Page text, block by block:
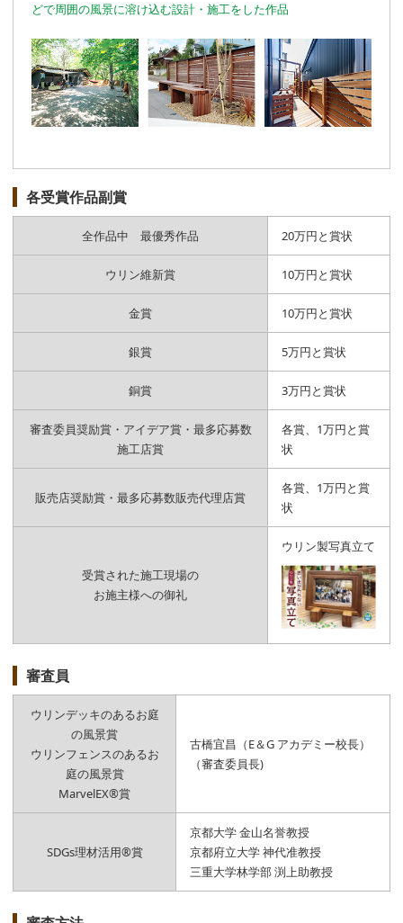
どで周囲の風景に溶け込む設計・施工をした作品
各受賞作品副賞
全作品中 最優秀作品 20万円と賞状
ウリン維新賞 10万円と賞状
金賞 10万円と賞状
銀賞 5万円と賞状
銅賞 3万円と賞状
審査委員奨励賞・アイデア賞・最多応募数
施工店賞
各賞、1万円と賞
状
販売店奨励賞・最多応募数販売代理店賞
各賞、1万円と賞
状
受賞された施工現場の
お施主様への御礼
ウリン製写真立て
審査員
ウリンデッキのあるお庭
の風景賞
ウリンフェンスのあるお
庭の風景賞
MarvelEX®賞
古橋宜昌（E＆G アカデミー校長）
（審査委員長)
SDGs理材活用®賞
京都大学 金山名誉教授
京都府立大学 神代准教授
三重大学林学部 渕上助教授